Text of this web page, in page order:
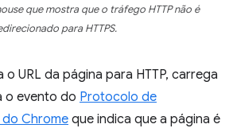
que mostra que o tráfego HTTP não é
para HTTPS.
URL da página para HTTP, carrega
o evento do Protocolo de
Chrome que indica que a página é